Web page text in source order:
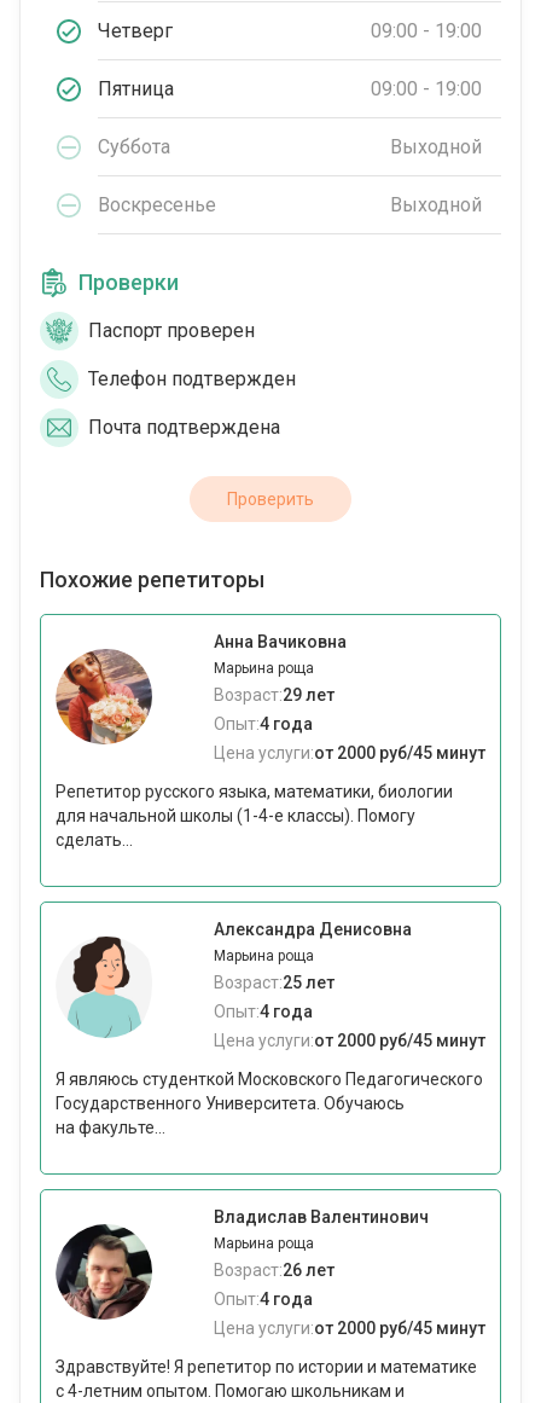
Четверг 09:00 - 19:00
Пятница 09:00 - 19:00
Суббота Выходной
Воскресенье Выходной
Проверки
Паспорт проверен
Телефон подтвержден
Почта подтверждена
Проверить
Похожие репетиторы
Анна Вачиковна
Марьина роща
Возраст:29 лет
Опыт:4 года
Цена услуги:от 2000 руб/45 минут
Репетитор русского языка, математики, биологии
для начальной школы (1-4-е классы). Помогу
сделать...
Александра Денисовна
Марьина роща
Возраст:25 лет
Опыт:4 года
Цена услуги:от 2000 руб/45 минут
Я являюсь студенткой Московского Педагогического
Государственного Университета. Обучаюсь
на факульте...
Владислав Валентинович
Марьина роща
Возраст:26 лет
Опыт:4 года
Цена услуги:от 2000 руб/45 минут
Здравствуйте! Я репетитор по истории и математике
с 4-летним опытом. Помогаю школьникам и